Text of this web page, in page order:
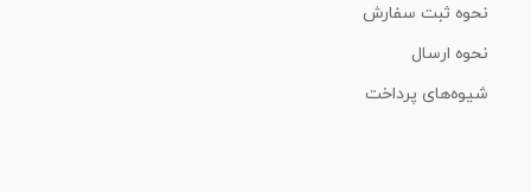
نحوه ثبت سفارش
نحوه ارسال
شیوه‌های پرداخت